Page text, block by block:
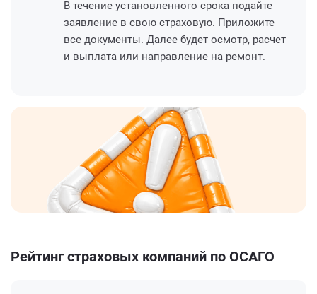
В течение установленного срока подайте
заявление в свою страховую. Приложите
все документы. Далее будет осмотр, расчет
и выплата или направление на ремонт.
Рейтинг страховых компаний по ОСАГО